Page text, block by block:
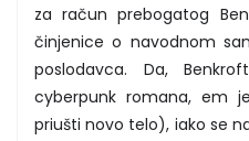
za račun prebogatog
činjenice o navodnom
poslodavca. Da,
cyberpunk romana, em
priušti novo telo), iako se